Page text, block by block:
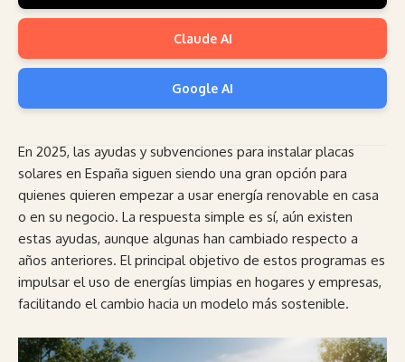
Claude AI
Google AI
En 2025, las ayudas y subvenciones para instalar placas
solares en España siguen siendo una gran opción para
quienes quieren empezar a usar energía renovable en casa
o en su negocio. La respuesta simple es sí, aún existen
estas ayudas, aunque algunas han cambiado respecto a
años anteriores. El principal objetivo de estos programas es
impulsar el uso de energías limpias en hogares y empresas,
facilitando el cambio hacia un modelo más sostenible.